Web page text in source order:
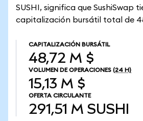
SUSHI, significa que SushiSwap
capitalización bursátil total de
CAPITALIZACIÓN BURSÁTIL
48,72 M $
VOLUMEN DE OPERACIONES (24 H)
15,13 M $
OFERTA CIRCULANTE
291,51 M SUSHI